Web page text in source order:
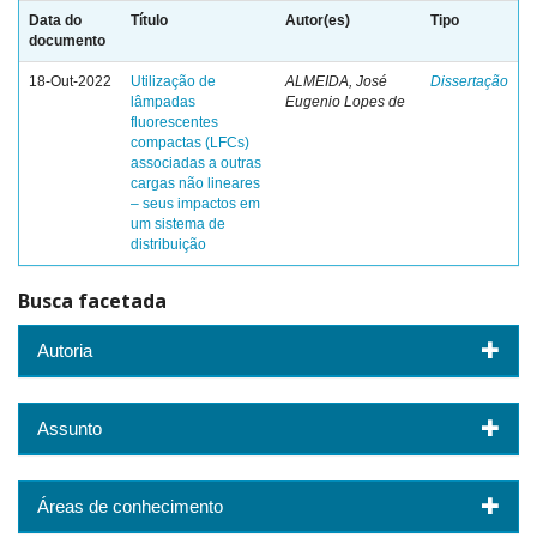
Data do
documento
Título Autor(es) Tipo
18-Out-2022
Utilização de
lâmpadas
fluorescentes
compactas (LFCs)
associadas a outras
cargas não lineares
– seus impactos em
um sistema de
distribuição
ALMEIDA, José
Eugenio Lopes de
Dissertação
Busca facetada
Autoria
Assunto
Áreas de conhecimento